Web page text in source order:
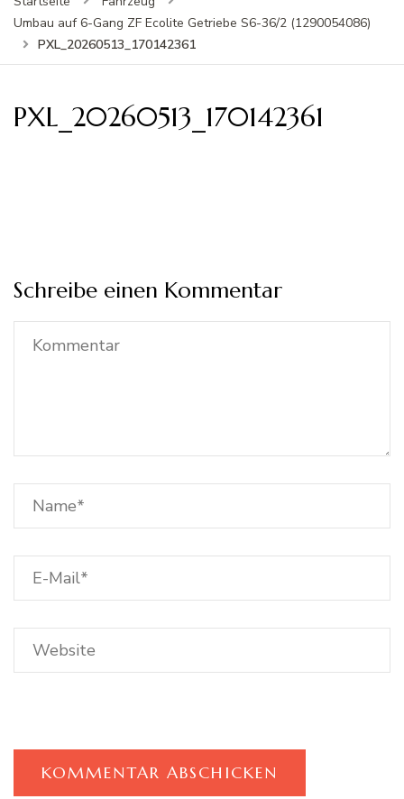
Umbau auf 6-Gang ZF Ecolite Getriebe S6-36/2 (1290054086)
PXL_20260513_170142361
PXL_20260513_170142361
Schreibe einen Kommentar